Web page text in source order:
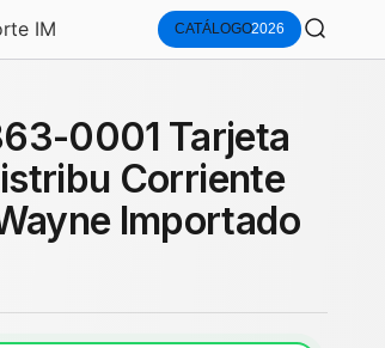
IM CATÁLOGO2026 Buscar
0001 Tarjeta
Corriente
Importado